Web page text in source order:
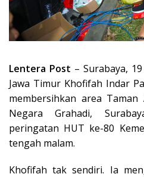
Lentera Post – Surabaya,
Jawa Timur Khofifah Indar
membersihkan area
Negara Grahadi,
peringatan HUT ke-80
tengah malam.
Khofifah tak sendiri. Ia